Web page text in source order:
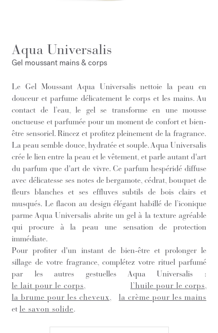
Aqua Universalis
Gel moussant mains & corps
Le Gel Moussant Aqua Universalis nettoie la peau en
douceur et parfume délicatement le corps et les mains. Au
contact de l’eau, le gel se transforme en une mousse
onctueuse et parfumée pour un moment de confort et bien-
être sensoriel. Rincez et profitez pleinement de la fragrance.
La peau semble douce, hydratée et souple. Aqua Universalis
crée le lien entre la peau et le vêtement, et parle autant d'art
du parfum que d'art de vivre. Ce parfum hespéridé diffuse
avec délicatesse ses notes de bergamote, cédrat, bouquet de
fleurs blanches et ses effluves subtils de bois clairs et
musqués. Le flacon au design élégant habillé de l’iconique
parme Aqua Universalis abrite un gel à la texture agréable
qui procure à la peau une sensation de protection
immédiate.
Pour profiter d'un instant de bien-être et prolonger le
sillage de votre fragrance, complétez votre rituel parfumé
par les autres gestuelles Aqua Universalis :
le lait pour le corps
l’huile pour le corps
la brume pour les cheveux
la crème pour les mains
et le savon solide.